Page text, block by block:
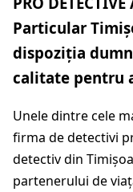
Particular
dispoziția
calitate pentru
Unele dintre cele
firma de detectivi
detectiv din
partenerului de